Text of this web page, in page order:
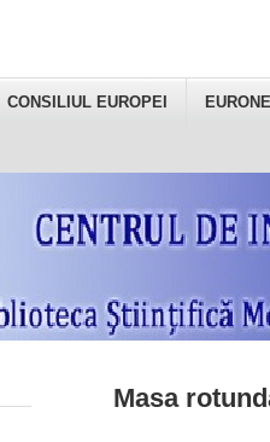
CONSILIUL EUROPEI
Masa